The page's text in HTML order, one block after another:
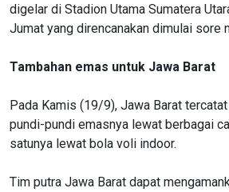
digelar di Stadion Utama Sumatera
Jumat yang direncanakan dimulai sore
Tambahan emas untuk Jawa Barat
Pada Kamis (19/9), Jawa Barat
pundi-pundi emasnya lewat berbagai
satunya lewat bola voli indoor.
Tim putra Jawa Barat dapat